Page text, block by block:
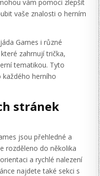
vám pomoci zlepšit
vaše znalosti o herním
Games i různé
zahrnují trička,
tematikou. Tyto
herního
stránek
jsou přehledné a
rozděleno do několika
a rychlé nalezení
najdete také sekci s